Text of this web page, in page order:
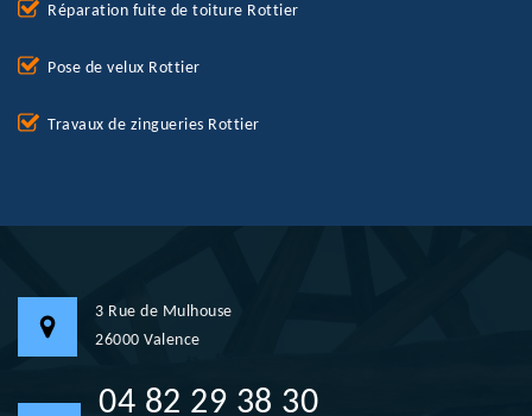
Réparation fuite de toiture Rottier
Pose de velux Rottier
Travaux de zingueries Rottier
3 Rue de Mulhouse
26000 Valence
04 82 29 38 30